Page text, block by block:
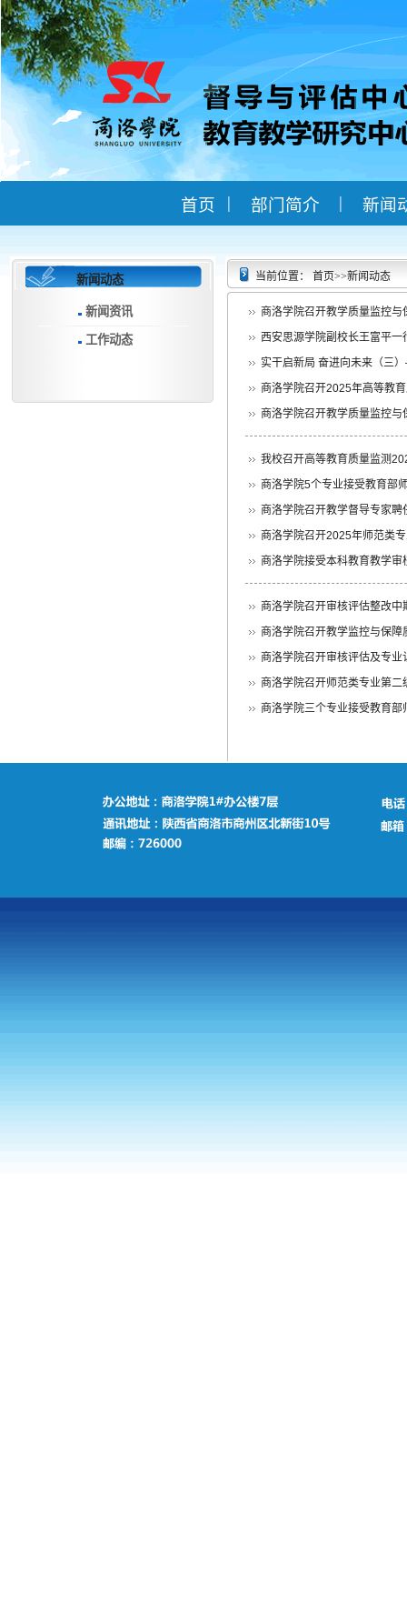
首页 | 部门简介 | 新闻
新闻动态
新闻资讯
工作动态
当前位置： 首页>>新闻动态
商洛学院召开教学质量监控与
西安思源学院副校长王富平
实干启新局 奋进向未来（三
商洛学院召开2025年高等教
商洛学院召开教学质量监控与
我校召开高等教育质量监测
商洛学院5个专业接受教育部
商洛学院召开教学督导专家聘
商洛学院召开2025年师范类
商洛学院接受本科教育教学审
商洛学院召开审核评估整改中
商洛学院召开教学监控与保障
商洛学院召开审核评估及专业
商洛学院召开师范类专业第
商洛学院三个专业接受教育